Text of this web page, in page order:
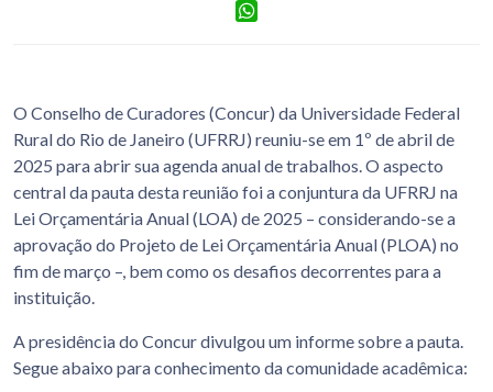
Facebook
O Conselho de Curadores (Concur) da Universidade Federal
Rural do Rio de Janeiro (UFRRJ) reuniu-se em 1º de abril de
2025 para abrir sua agenda anual de trabalhos. O aspecto
central da pauta desta reunião foi a conjuntura da UFRRJ na
Lei Orçamentária Anual (LOA) de 2025 – considerando-se a
aprovação do Projeto de Lei Orçamentária Anual (PLOA) no
fim de março –, bem como os desafios decorrentes para a
instituição.
A presidência do Concur divulgou um informe sobre a pauta.
Segue abaixo para conhecimento da comunidade acadêmica: